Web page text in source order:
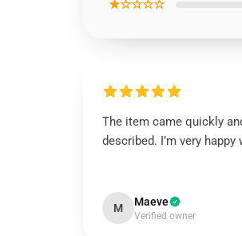
★☆☆☆☆
The item came quickly
described. I’m very
M Maeve
Verified owner